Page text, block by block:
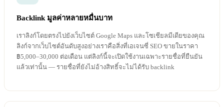
Backlink มูลค่าหลายหมื่นบาท
เราลิงก์โดยตรงไปยังเว็บไซต์ Google Maps และโซเชียลมีเดียของคุณ
ลิงก์จากเว็บไซต์อันดับสูงอย่างเราคือสิ่งที่เอเจนซี่ SEO ขายในราคา
฿5,000–30,000 ต่อเดือน แต่ลิงก์นี้จะเปิดใช้งานเฉพาะรายชื่อที่ยืนยัน
แล้วเท่านั้น — รายชื่อที่ยังไม่อ้างสิทธิ์จะไม่ได้รับ backlink